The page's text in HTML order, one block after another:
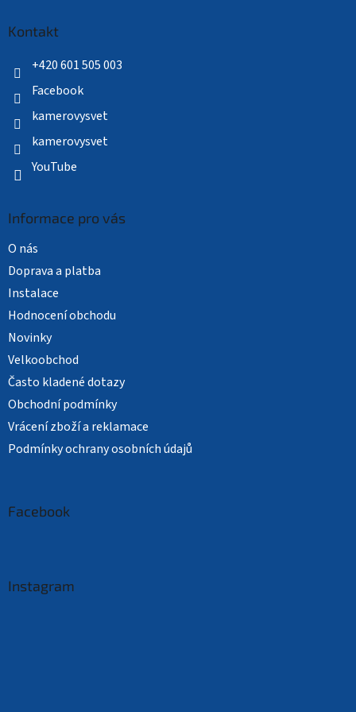
Kontakt
+420 601 505 003
Facebook
kamerovysvet
kamerovysvet
YouTube
Informace pro vás
O nás
Doprava a platba
Instalace
Hodnocení obchodu
Novinky
Velkoobchod
Často kladené dotazy
Obchodní podmínky
Vrácení zboží a reklamace
Podmínky ochrany osobních údajů
Facebook
Instagram